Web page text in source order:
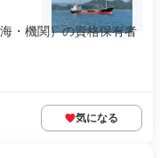
・機関）の資格保有者
気になる